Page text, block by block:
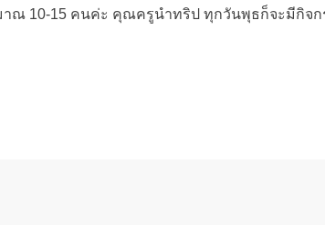
าณ 10-15 คนค่ะ คุณครูนำทริป ทุกวันพุธก็จะมีกิจ